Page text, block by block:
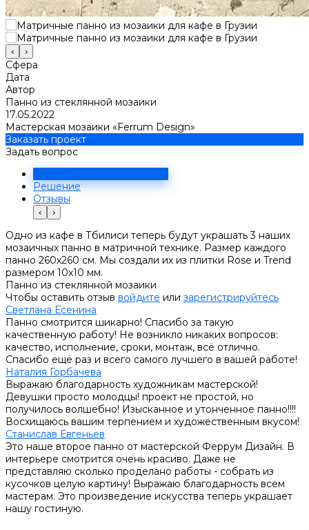
‹ ›
Сфера
Дата
Автор
Панно из стеклянной мозаики
17.05.2022
Мастерская мозаики «Ferrum Design»
Заказать проект
Задать вопрос
Решение
Отзывы
‹ ›
Одно из кафе в Тбилиси теперь будут украшать 3 наших
мозаичных панно в матричной технике. Размер каждого
панно 260х260 см. Мы создали их из плитки Rose и Trend
размером 10х10 мм.
Панно из стеклянной мозаики
Чтобы оставить отзыв войдите или зарегистрируйтесь
Светлана Есенина
Панно смотрится шикарно! Спасибо за такую
качественную работу! Не возникло никаких вопросов:
качество, исполнение, сроки, монтаж, всё отлично.
Спасибо ещё раз и всего самого лучшего в вашей работе!
Наталия Горбачева
Выражаю благодарность художникам мастерской!
Девушки просто молодцы! проект не простой, но
получилось волшебно! Изысканное и утонченное панно!!!!
Восхищаюсь вашим терпением и художественным вкусом!
Станислав Евгеньев
Это наше второе панно от мастерской Феррум Дизайн. В
интерьере смотрится очень красиво. Даже не
представляю сколько проделано работы - собрать из
кусочков целую картину! Выражаю благодарность всем
мастерам. Это произведение искусства теперь украшает
нашу гостиную.